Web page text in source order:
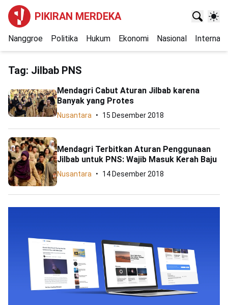
PIKIRAN MERDEKA
Nanggroe Politika Hukum Ekonomi Nasional
Tag: Jilbab PNS
Mendagri Cabut Aturan Jilbab karena
Banyak yang Protes
Nusantara 15 Desember 2018
Mendagri Terbitkan Aturan Penggunaan
Jilbab untuk PNS: Wajib Masuk Kerah Baju
Nusantara 14 Desember 2018